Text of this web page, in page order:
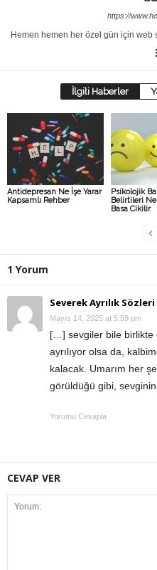
https://
Hemen hemen her özel gün için
İlgili Haberler
Antidepresan Ne İşe Yarar
Kapsamlı Rehber
Psikolojik
Belirtileri
Basa Cikilir
1 Yorum
Severek Ayrılık
Mayıs 14, 2025 at 5:59 pm
[…] sevgiler bile birlikte
ayrılıyor olsa da,
kalacak. Umarım her
görüldüğü gibi,
Yorumu Cevapla
CEVAP VER